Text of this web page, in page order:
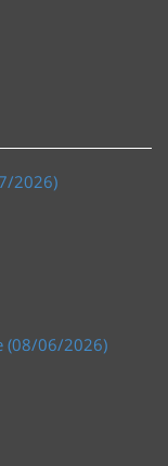
2026)
(08/06/2026)